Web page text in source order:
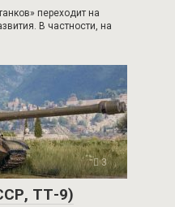
переходит на
В частности, на
3
ТТ-9)